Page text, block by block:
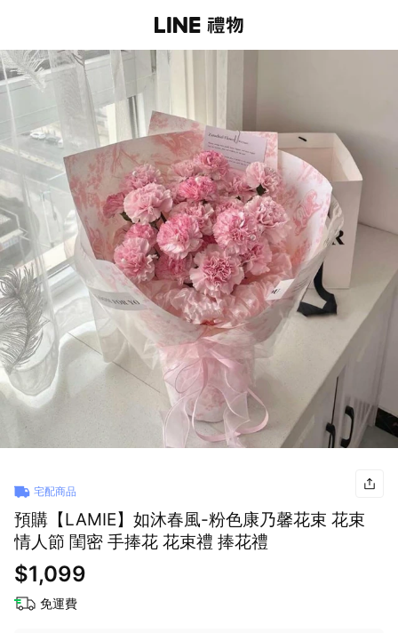
宅配商品
預購【LAMIE】如沐春風-粉色康乃馨花束 花束
情人節 閨密 手捧花 花束禮 捧花禮
$1,099
免運費